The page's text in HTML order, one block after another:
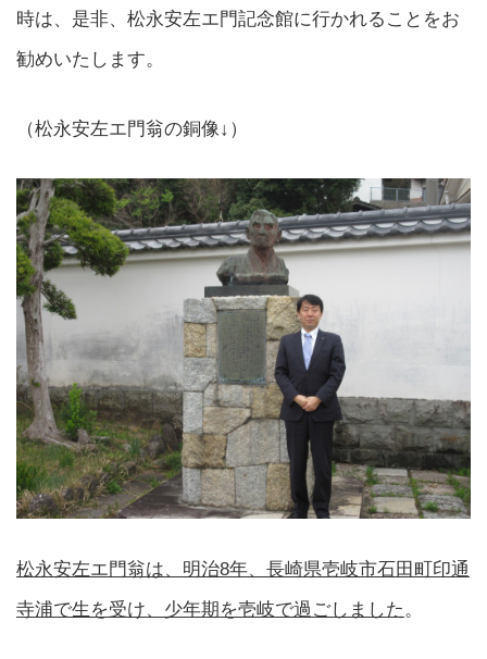
時は、是非、松永安左エ門記念館に行かれることをお
勧めいたします。
（松永安左エ門翁の銅像↓）
松永安左エ門翁は、明治8年、長崎県壱岐市石田町印通
寺浦で生を受け、少年期を壱岐で過ごしました 。